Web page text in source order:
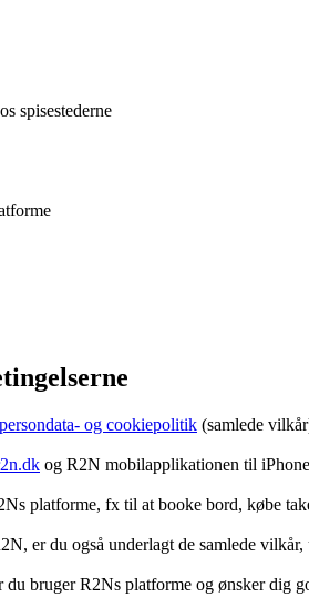
spisestederne
persondata- og cookiepolitik (samlede
og R2N mobilapplikationen til
platforme, fx til at booke bord, købe
er du også underlagt de samlede
bruger R2Ns platforme og ønsker dig